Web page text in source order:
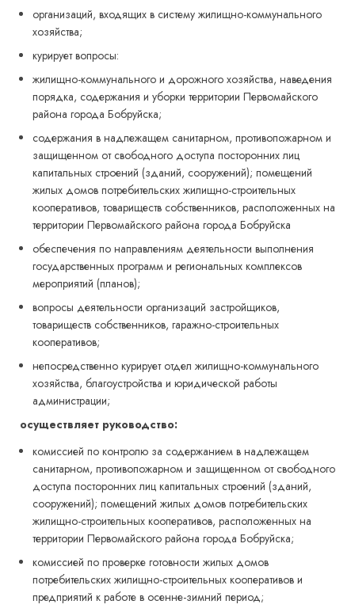
организаций, входящих в систему жилищно-коммунального
хозяйства;
курирует вопросы:
жилищно-коммунального и дорожного хозяйства, наведения
порядка, содержания и уборки территории Первомайского
района города Бобруйска;
содержания в надлежащем санитарном, противопожарном и
защищенном от свободного доступа посторонних лиц
капитальных строений (зданий, сооружений); помещений
жилых домов потребительских жилищно-строительных
кооперативов, товариществ собственников, расположенных на
территории Первомайского района города Бобруйска
обеспечения по направлениям деятельности выполнения
государственных программ и региональных комплексов
мероприятий (планов);
вопросы деятельности организаций застройщиков,
товариществ собственников, гаражно-строительных
кооперативов;
непосредственно курирует отдел жилищно-коммунального
хозяйства, благоустройства и юридической работы
администрации;
осуществляет руководство:
комиссией по контролю за содержанием в надлежащем
санитарном, противопожарном и защищенном от свободного
доступа посторонних лиц капитальных строений (зданий,
сооружений); помещений жилых домов потребительских
жилищно-строительных кооперативов, расположенных на
территории Первомайского района города Бобруйска;
комиссией по проверке готовности жилых домов
потребительских жилищно-строительных кооперативов и
предприятий к работе в осенне-зимний период;